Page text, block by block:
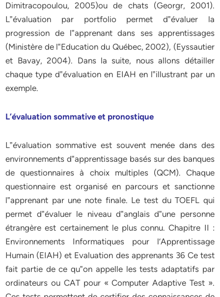
Dimitracopoulou, 2005)ou de chats (Georgr, 2001).
L‟évaluation par portfolio permet d‟évaluer la
progression de l‟apprenant dans ses apprentissages
(Ministère de l‟Education du Québec, 2002), (Eyssautier
et Bavay, 2004). Dans la suite, nous allons détailler
chaque type d‟évaluation en EIAH en l‟illustrant par un
exemple.
L’évaluation sommative et pronostique
L‟évaluation sommative est souvent menée dans des
environnements d‟apprentissage basés sur des banques
de questionnaires à choix multiples (QCM). Chaque
questionnaire est organisé en parcours et sanctionne
l‟apprenant par une note finale. Le test du TOEFL qui
permet d‟évaluer le niveau d‟anglais d‟une personne
étrangère est certainement le plus connu. Chapitre II :
Environnements Informatiques pour l’Apprentissage
Humain (EIAH) et Evaluation des apprenants 36 Ce test
fait partie de ce qu‟on appelle les tests adaptatifs par
ordinateurs ou CAT pour « Computer Adaptive Test ».